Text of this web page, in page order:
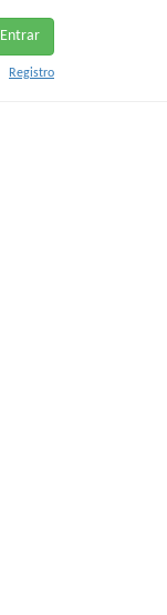
Entrar
Registro